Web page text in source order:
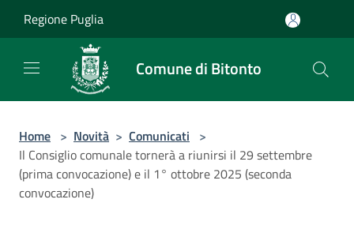
Regione Puglia
Comune di Bitonto
Home > Novità > Comunicati >
Il Consiglio comunale tornerà a riunirsi il 29 settembre
(prima convocazione) e il 1° ottobre 2025 (seconda
convocazione)